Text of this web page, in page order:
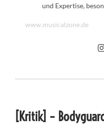
und Expertise,
www.musicalzone.de
[Kritik] –